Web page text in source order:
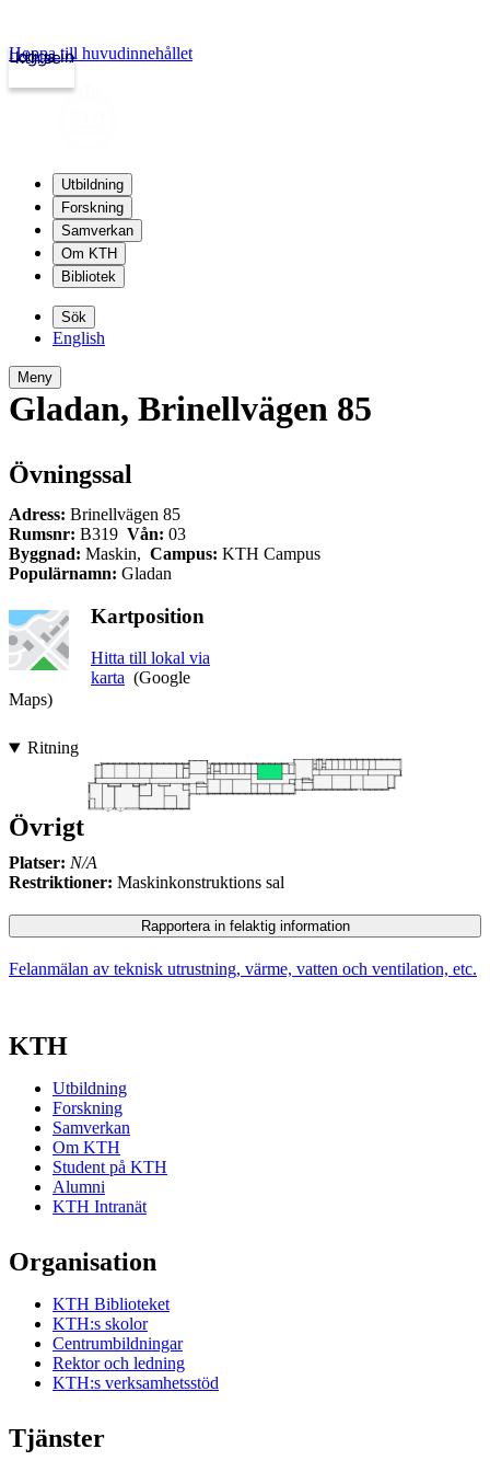
kth.se
Logga in
Hoppa till huvudinnehållet
Utbildning
Forskning
Samverkan
Om KTH
Bibliotek
Sök
English
Meny
Gladan, Brinellvägen 85
Övningssal
Adress: Brinellvägen 85
Rumsnr: B319 Vån: 03
Byggnad: Maskin, Campus: KTH Campus
Populärnamn: Gladan
Kartposition
Hitta till lokal via
karta (Google
Maps)
Ritning
Övrigt
Platser: N/A
Restriktioner: Maskinkonstruktions sal
Rapportera in felaktig information
Felanmälan av teknisk utrustning, värme, vatten och ventilation, etc.
KTH
Utbildning
Forskning
Samverkan
Om KTH
Student på KTH
Alumni
KTH Intranät
Organisation
KTH Biblioteket
KTH:s skolor
Centrumbildningar
Rektor och ledning
KTH:s verksamhetsstöd
Tjänster